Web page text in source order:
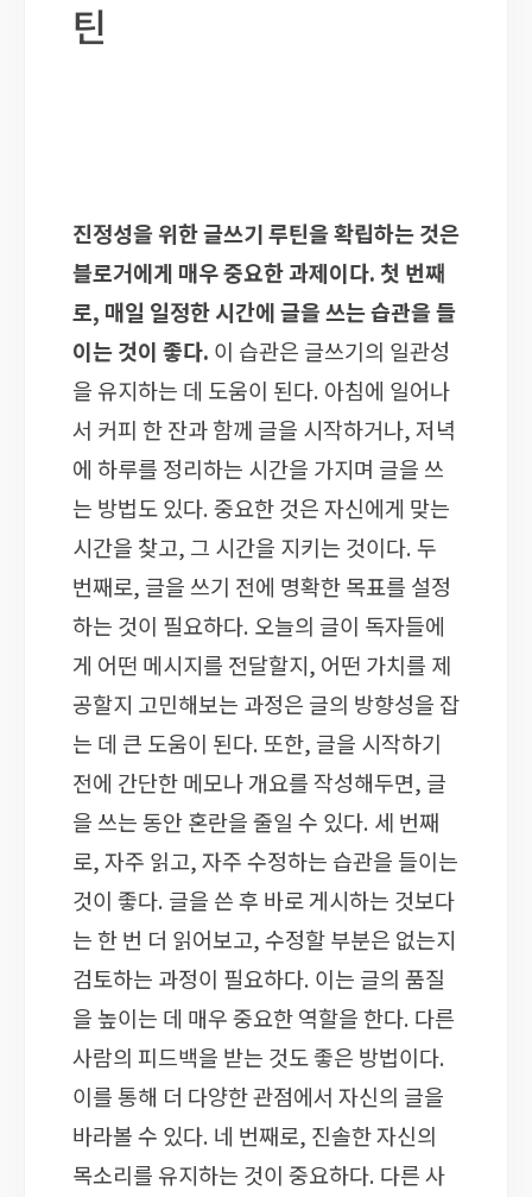
틴
진정성을 위한 글쓰기 루틴을 확립하는 것은
블로거에게 매우 중요한 과제이다. 첫 번째
로, 매일 일정한 시간에 글을 쓰는 습관을 들
이는 것이 좋다. 이 습관은 글쓰기의 일관성
을 유지하는 데 도움이 된다. 아침에 일어나
서 커피 한 잔과 함께 글을 시작하거나, 저녁
에 하루를 정리하는 시간을 가지며 글을 쓰
는 방법도 있다. 중요한 것은 자신에게 맞는
시간을 찾고, 그 시간을 지키는 것이다. 두
번째로, 글을 쓰기 전에 명확한 목표를 설정
하는 것이 필요하다. 오늘의 글이 독자들에
게 어떤 메시지를 전달할지, 어떤 가치를 제
공할지 고민해보는 과정은 글의 방향성을 잡
는 데 큰 도움이 된다. 또한, 글을 시작하기
전에 간단한 메모나 개요를 작성해두면, 글
을 쓰는 동안 혼란을 줄일 수 있다. 세 번째
로, 자주 읽고, 자주 수정하는 습관을 들이는
것이 좋다. 글을 쓴 후 바로 게시하는 것보다
는 한 번 더 읽어보고, 수정할 부분은 없는지
검토하는 과정이 필요하다. 이는 글의 품질
을 높이는 데 매우 중요한 역할을 한다. 다른
사람의 피드백을 받는 것도 좋은 방법이다.
이를 통해 더 다양한 관점에서 자신의 글을
바라볼 수 있다. 네 번째로, 진솔한 자신의
목소리를 유지하는 것이 중요하다. 다른 사